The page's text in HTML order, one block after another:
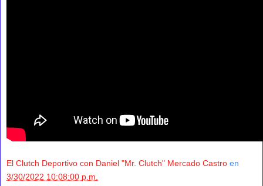
El Clutch Deportivo con Daniel "Mr. Clutch" Mercado Castro en
3/30/2022 10:08:00 p.m.